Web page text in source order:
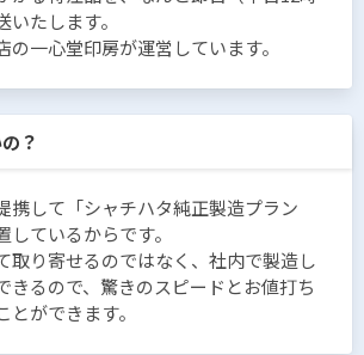
たします。
の一心堂印房が運営しています。
？
携して「シャチハタ純正製造プラン
しているからです。
取り寄せるのではなく、社内で製造し
きるので、驚きのスピードとお値打ち
ができます。